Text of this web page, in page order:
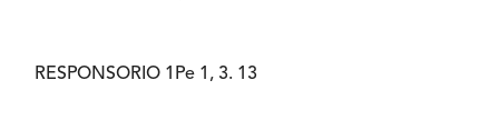
RESPONSORIO 1Pe 1, 3. 13